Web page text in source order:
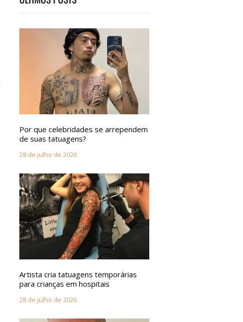
Por que celebridades se arrependem
de suas tatuagens?
28 de julho de 2026
Artista cria tatuagens temporárias
para crianças em hospitais
28 de julho de 2026